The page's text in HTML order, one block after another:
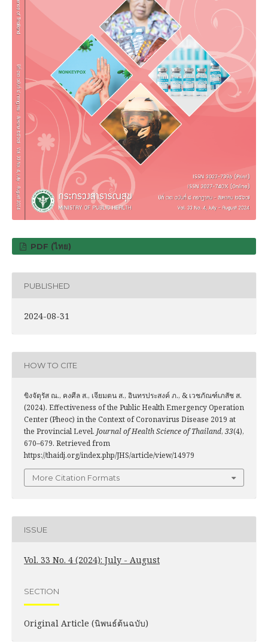
PDF (ไทย)
PUBLISHED
2024-08-31
HOW TO CITE
ขิงจัตุรัส ณ., คงศีล ส., เจียมตน ส., อินทรประสงค์ ภ., & เวชภัณฑ์เภสัช ส.
(2024). Effectiveness of the Public Health Emergency Operation
Center (Pheoc) in the Context of Coronavirus Disease 2019 at
the Provincial Level. Journal of Health Science of Thailand, 33(4),
670–679. Retrieved from
https://thaidj.org/index.php/JHS/article/view/14979
More Citation Formats
ISSUE
Vol. 33 No. 4 (2024): July - August
SECTION
Original Article (นิพนธ์ต้นฉบับ)